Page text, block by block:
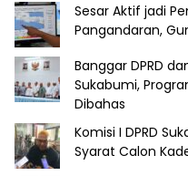
Sesar Aktif jadi
Pangandaran,
Banggar DPRD
Sukabumi,
Dibahas
Komisi I DPRD
Syarat Calon